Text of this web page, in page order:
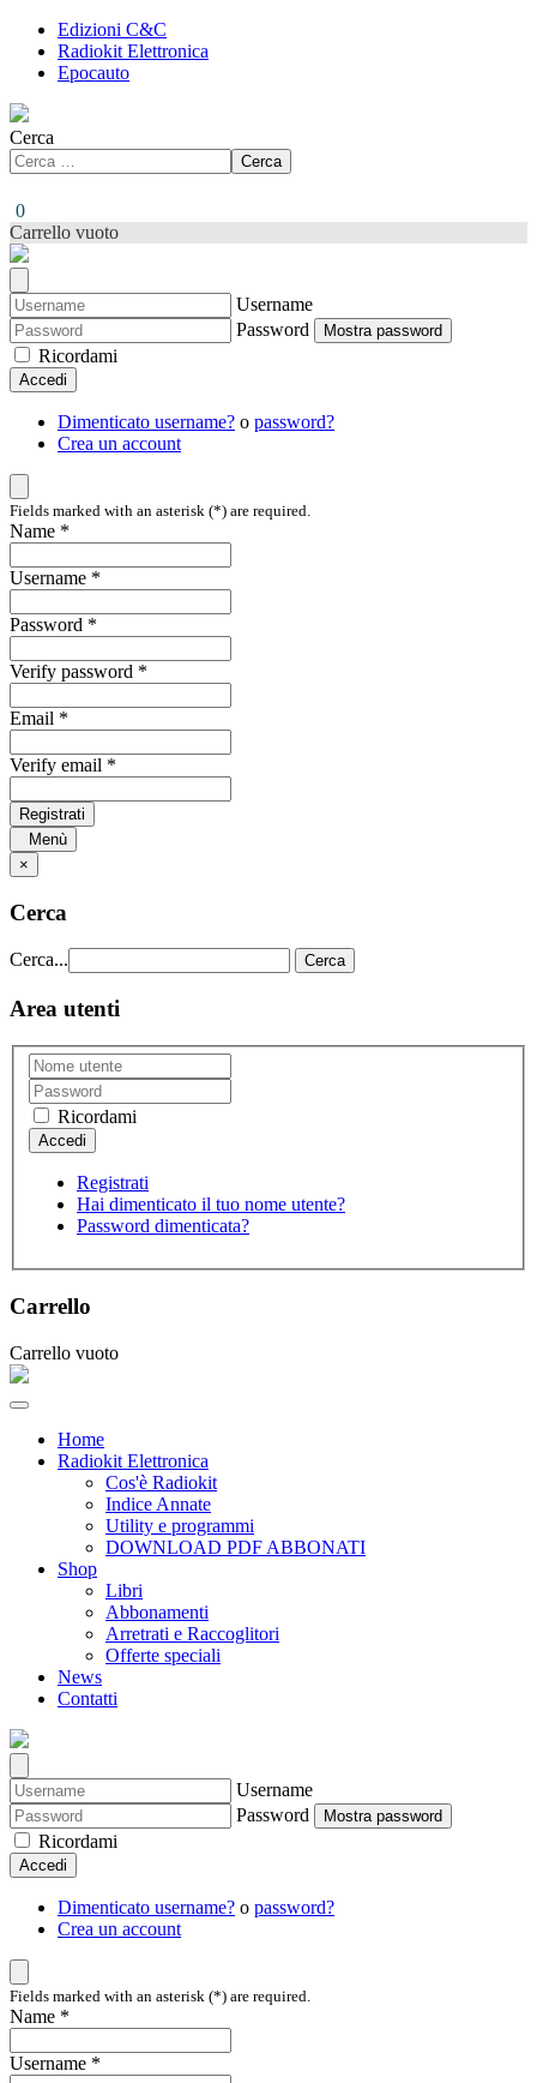
Edizioni C&C
Radiokit Elettronica
Epocauto
Cerca
Cerca
0
Carrello vuoto
Username
Password
Mostra password
Ricordami
Accedi
Dimenticato username? o password?
Crea un account
Fields marked with an asterisk (*) are required.
Name *
Username *
Password *
Verify password *
Email *
Verify email *
Registrati
Menù
×
Cerca
Cerca... Cerca
Area utenti
Ricordami
Registrati
Hai dimenticato il tuo nome utente?
Password dimenticata?
Carrello
Carrello vuoto
Home
Radiokit Elettronica
Cos'è Radiokit
Indice Annate
Utility e programmi
DOWNLOAD PDF ABBONATI
Shop
Libri
Abbonamenti
Arretrati e Raccoglitori
Offerte speciali
News
Contatti
Username
Password
Mostra password
Ricordami
Accedi
Dimenticato username? o password?
Crea un account
Fields marked with an asterisk (*) are required.
Name *
Username *